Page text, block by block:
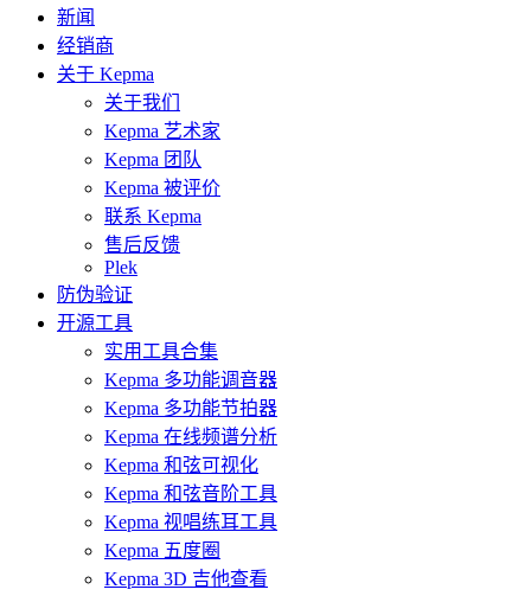
新闻
经销商
关于 Kepma
关于我们
Kepma 艺术家
Kepma 团队
Kepma 被评价
联系 Kepma
售后反馈
Plek
防伪验证
开源工具
实用工具合集
Kepma 多功能调音器
Kepma 多功能节拍器
Kepma 在线频谱分析
Kepma 和弦可视化
Kepma 和弦音阶工具
Kepma 视唱练耳工具
Kepma 五度圈
Kepma 3D 吉他查看